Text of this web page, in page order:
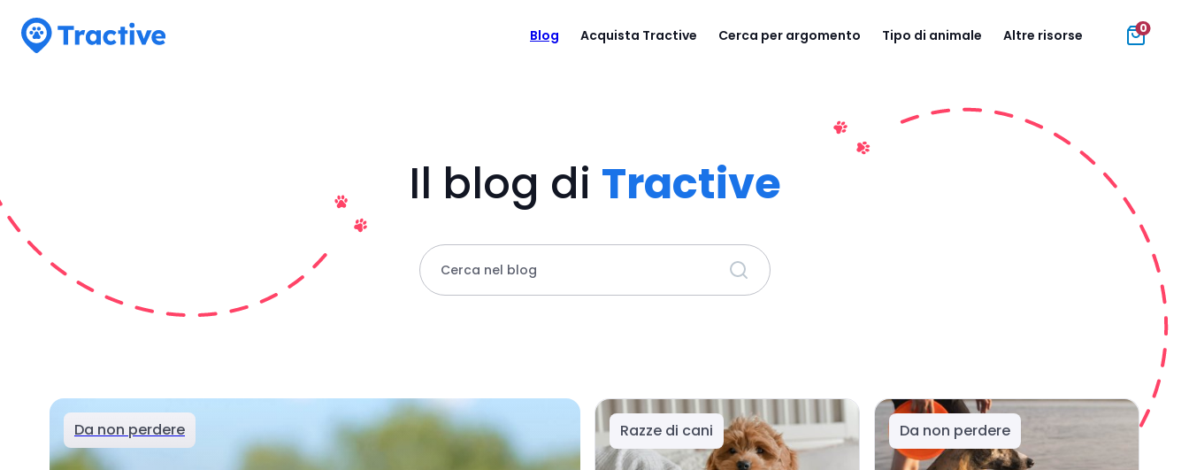
Blog Acquista Tractive Cerca per argomento Tipo di animale Altre risorse 0
Il blog di Tractive
Cerca nel blog
Da non perdere Razze di cani Da non perdere